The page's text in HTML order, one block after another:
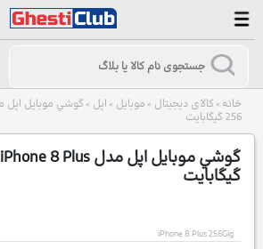
خانه > کالای دیجیتال > موبایل > اپل >
256 گيگابايت
گيگابايت
iPhone 8 Plus 256Gig